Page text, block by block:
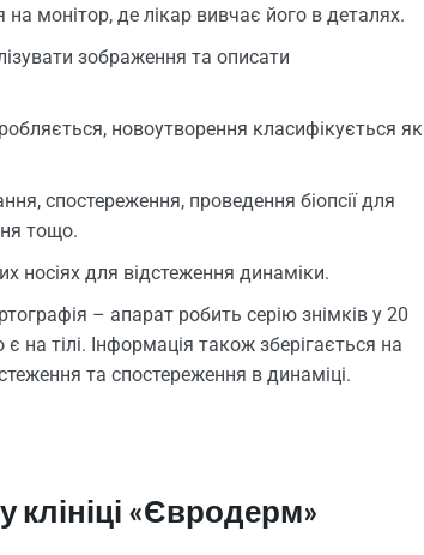
монітор, де лікар вивчає його в деталях.
зображення та описати
новоутворення класифікується як
спостереження, проведення біопсії для
тощо.
носіях для відстеження динаміки.
– апарат робить серію знімків у 20
на тілі. Інформація також зберігається на
та спостереження в динаміці.
«Євродерм»